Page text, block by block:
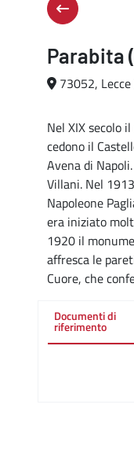
Parabita
73052,
Nel XIX secolo
cedono il
Avena di
Villani. Nel
Napoleone
era iniziato
1920 il
affresca le
Cuore, che
Documenti di
riferimento